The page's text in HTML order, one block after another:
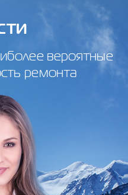
вероятные
ремонта